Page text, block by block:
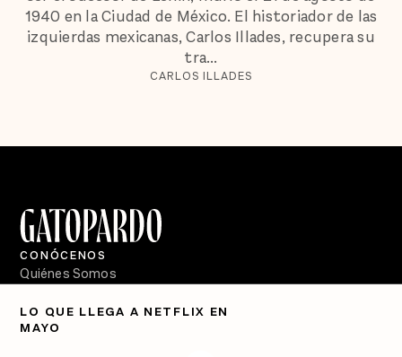
1940 en la Ciudad de México. El historiador de las
izquierdas mexicanas, Carlos Illades, recupera su
tra...
CARLOS ILLADES
LO QUE LLEGA A NETFLIX EN
MAYO
CONÓCENOS
Quiénes Somos
PÓDCASTS